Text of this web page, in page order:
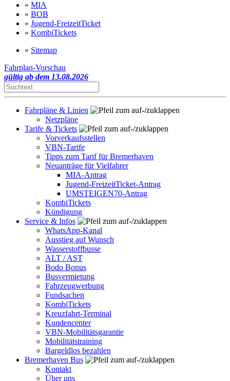
» MIA
» BOB
» Jugend-FreizeitTicket
» KombiTickets
» Sitemap
Fahrplan-Vorschau
gültig ab dem 13.08.2026
Fahrpläne & Linien
Netzpläne
Tarife & Tickets
Vorverkaufsstellen
VBN-Tarife
Tipps zum Tarif für Bremerhaven
Neuanträge für Vielfahrer
MIA-Antrag
Jugend-FreizeitTicket-Antrag
UMSTEIGEN70-Antrag
KombiTickets
Kündigung
Service & Infos
WhatsApp-Kanal
Ausstieg auf Wunsch
Wasserstoffbusse
ALT / AST
Bodo Bonus
Busvermietung
Fahrzeugwerbung
Fundsachen
KombiTickets
Kreuzfahrt-Terminal
Kundencenter
VBN-Mobilitätsgarantie
Mobilitätstraining
Bargeldlos bezahlen
Bremerhaven Bus
Kontakt
Über uns